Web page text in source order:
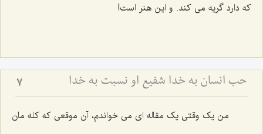
که دارد گریه می کند. و این هنر است!
حب انسان به خدا شفیع او نسبت به خدا 7
من یک وقتی یک مقاله ای می خواندم، آن موقعی که کله مان